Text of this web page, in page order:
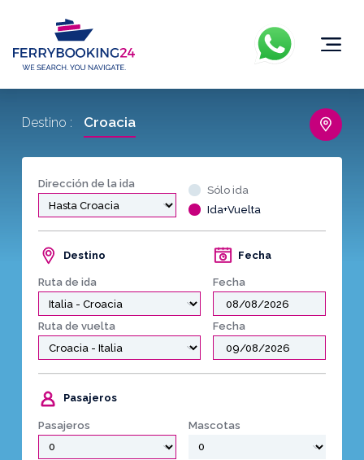
Dirección de la ida
Sólo ida
Ida+Vuelta
Destino
Ruta de ida
Fecha
Fecha
Ruta de vuelta Fecha
Pasajeros
Pasajeros Mascotas
Destino : Croacia